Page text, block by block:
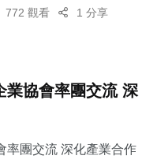
772 觀看 1 分享
業協會率團交流 深
率團交流 深化產業合作